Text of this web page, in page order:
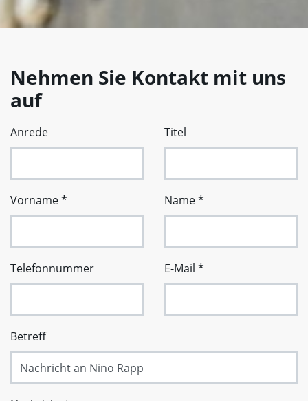
Nehmen Sie Kontakt mit uns
auf
Anrede Titel
Vorname* Name*
Telefonnummer E-Mail *
Betreff